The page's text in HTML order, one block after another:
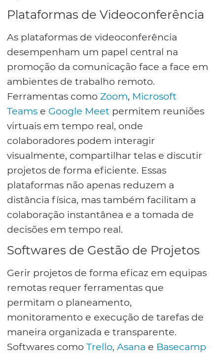
Plataformas de Videoconferência
As plataformas de videoconferência
desempenham um papel central na
promoção da comunicação face a face em
ambientes de trabalho remoto.
Ferramentas como Zoom, Microsoft
Teams e Google Meet permitem reuniões
virtuais em tempo real, onde
colaboradores podem interagir
visualmente, compartilhar telas e discutir
projetos de forma eficiente. Essas
plataformas não apenas reduzem a
distância física, mas também facilitam a
colaboração instantânea e a tomada de
decisões em tempo real.
Softwares de Gestão de Projetos
Gerir projetos de forma eficaz em equipas
remotas requer ferramentas que
permitam o planeamento,
monitoramento e execução de tarefas de
maneira organizada e transparente.
Softwares como Trello, Asana e Basecamp